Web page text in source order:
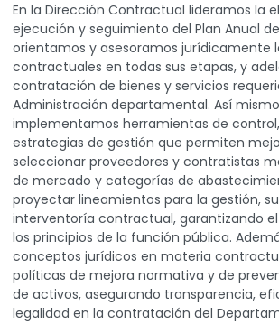
En la Dirección Contractual lideramos la
ejecución y seguimiento del Plan Anual
orientamos y asesoramos jurídicamente
contractuales en todas sus etapas, y
contratación de bienes y servicios
Administración departamental. Así
implementamos herramientas de
estrategias de gestión que permiten
seleccionar proveedores y contratistas
de mercado y categorías de
proyectar lineamientos para la gestión,
interventoría contractual, garantizando
los principios de la función pública.
conceptos jurídicos en materia
políticas de mejora normativa y de
de activos, asegurando transparencia,
legalidad en la contratación del